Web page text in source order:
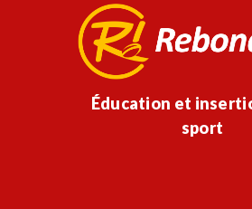
Éducation et
sport